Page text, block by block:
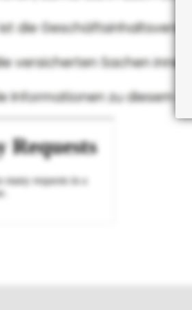
die
versicherten Sachen
Informationen zu diesem